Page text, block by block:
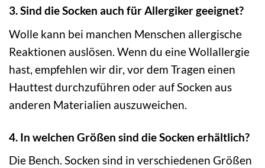
3. Sind die Socken auch für Allergiker geeignet?
Wolle kann bei manchen Menschen allergische
Reaktionen auslösen. Wenn du eine Wollallergie
hast, empfehlen wir dir, vor dem Tragen einen
Hauttest durchzuführen oder auf Socken aus
anderen Materialien auszuweichen.
4. In welchen Größen sind die Socken erhältlich?
Die Bench. Socken sind in verschiedenen Größen